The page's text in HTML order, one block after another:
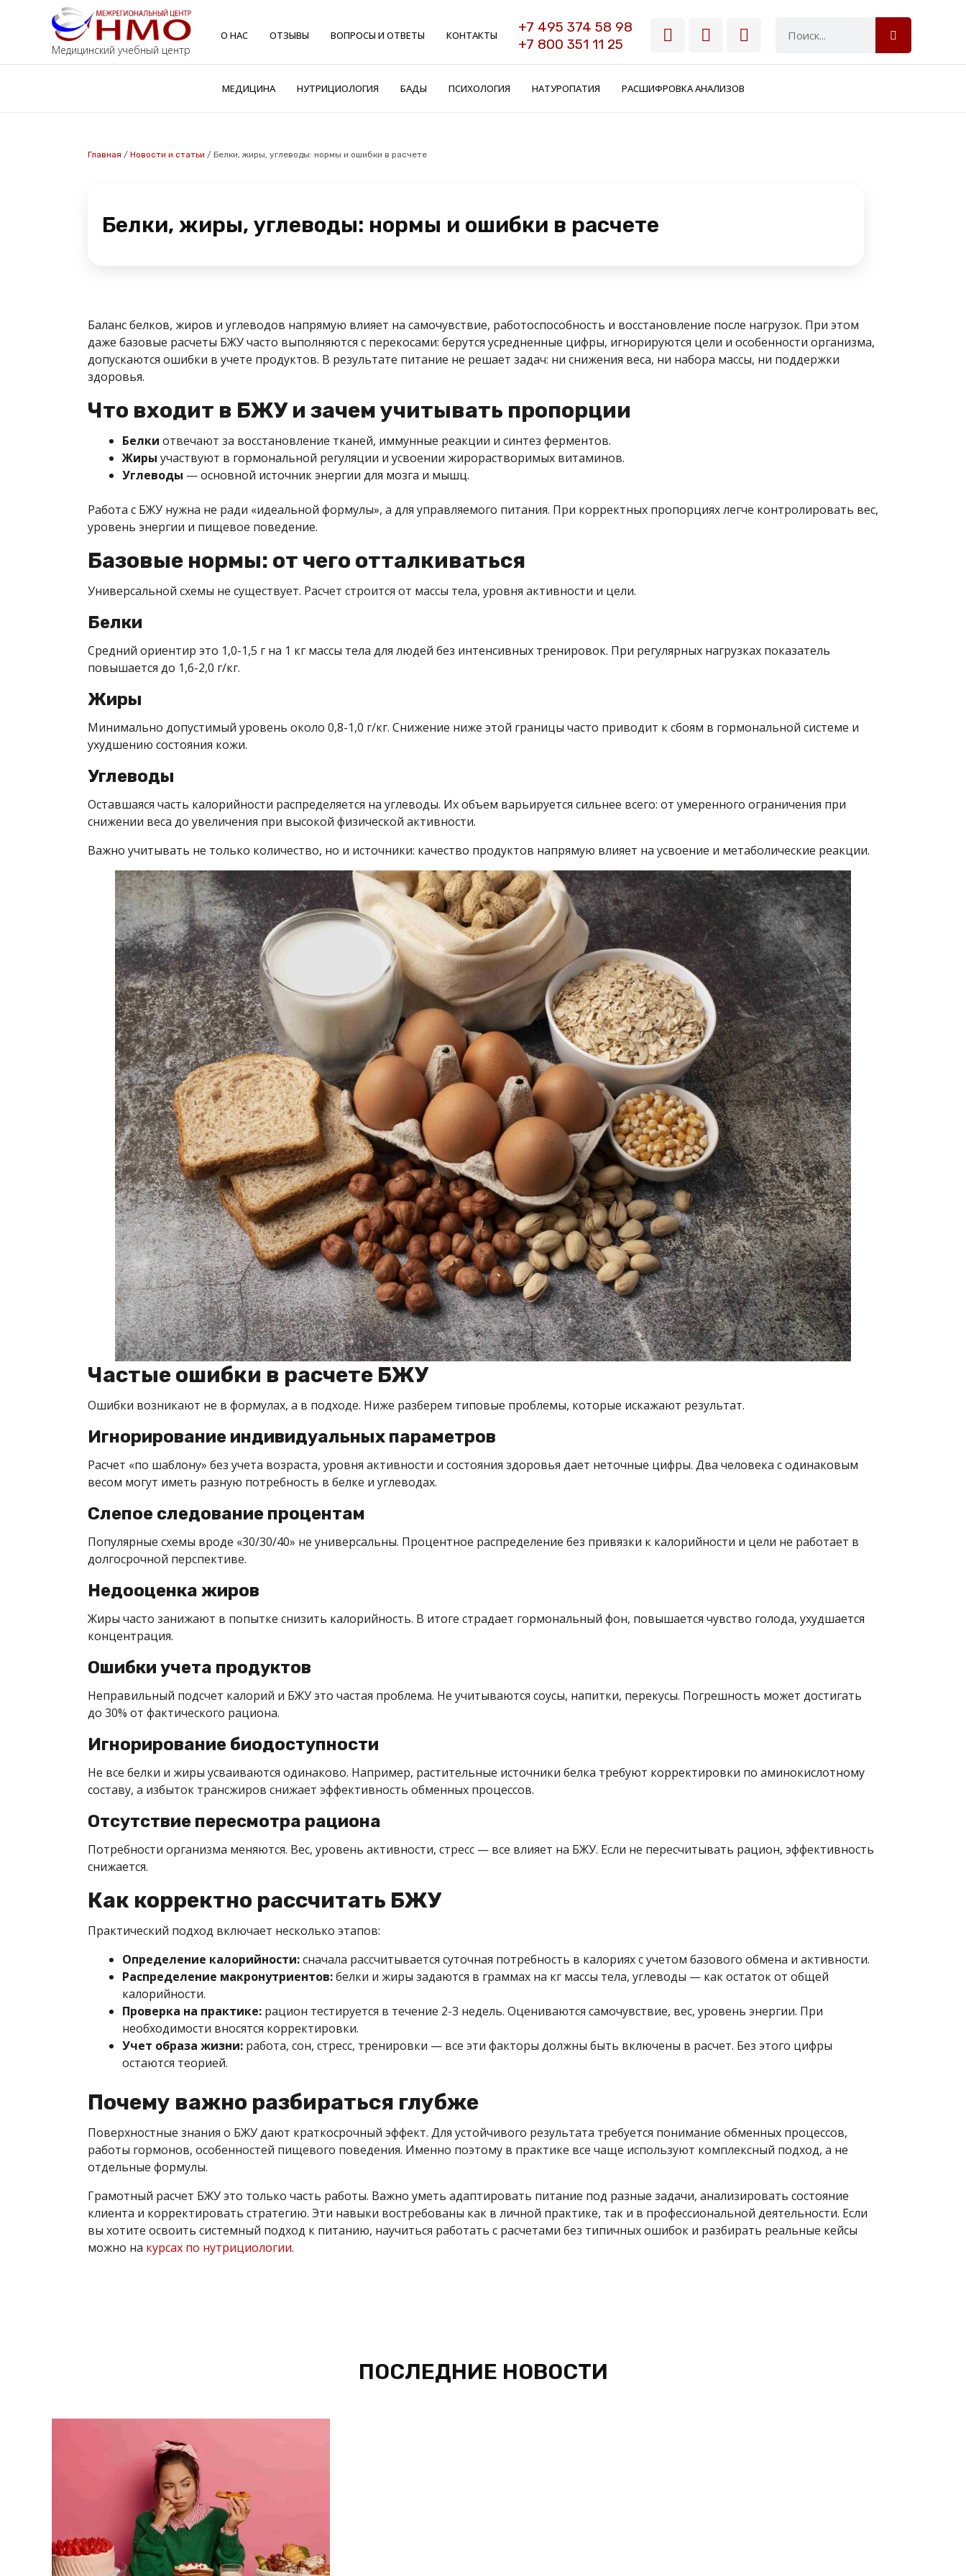
Медицинский учебный центр
О НАС ОТЗЫВЫ ВОПРОСЫ И ОТВЕТЫ КОНТАКТЫ
+7 495 374 58 98
+7 800 351 11 25
МЕДИЦИНА НУТРИЦИОЛОГИЯ БАДЫ ПСИХОЛОГИЯ НАТУРОПАТИЯ РАСШИФРОВКА АНАЛИЗОВ
Главная / Новости и статьи / Белки, жиры, углеводы: нормы и ошибки в расчете
Белки, жиры, углеводы: нормы и ошибки в расчете
Баланс белков, жиров и углеводов напрямую влияет на самочувствие, работоспособность и восстановление после нагрузок. При этом
даже базовые расчеты БЖУ часто выполняются с перекосами: берутся усредненные цифры, игнорируются цели и особенности организма,
допускаются ошибки в учете продуктов. В результате питание не решает задач: ни снижения веса, ни набора массы, ни поддержки
здоровья.
Что входит в БЖУ и зачем учитывать пропорции
Белки отвечают за восстановление тканей, иммунные реакции и синтез ферментов.
Жиры участвуют в гормональной регуляции и усвоении жирорастворимых витаминов.
Углеводы — основной источник энергии для мозга и мышц.
Работа с БЖУ нужна не ради «идеальной формулы», а для управляемого питания. При корректных пропорциях легче контролировать вес,
уровень энергии и пищевое поведение.
Базовые нормы: от чего отталкиваться
Универсальной схемы не существует. Расчет строится от массы тела, уровня активности и цели.
Белки
Средний ориентир это 1,0-1,5 г на 1 кг массы тела для людей без интенсивных тренировок. При регулярных нагрузках показатель
повышается до 1,6-2,0 г/кг.
Жиры
Минимально допустимый уровень около 0,8-1,0 г/кг. Снижение ниже этой границы часто приводит к сбоям в гормональной системе и
ухудшению состояния кожи.
Углеводы
Оставшаяся часть калорийности распределяется на углеводы. Их объем варьируется сильнее всего: от умеренного ограничения при
снижении веса до увеличения при высокой физической активности.
Важно учитывать не только количество, но и источники: качество продуктов напрямую влияет на усвоение и метаболические реакции.
Частые ошибки в расчете БЖУ
Ошибки возникают не в формулах, а в подходе. Ниже разберем типовые проблемы, которые искажают результат.
Игнорирование индивидуальных параметров
Расчет «по шаблону» без учета возраста, уровня активности и состояния здоровья дает неточные цифры. Два человека с одинаковым
весом могут иметь разную потребность в белке и углеводах.
Слепое следование процентам
Популярные схемы вроде «30/30/40» не универсальны. Процентное распределение без привязки к калорийности и цели не работает в
долгосрочной перспективе.
Недооценка жиров
Жиры часто занижают в попытке снизить калорийность. В итоге страдает гормональный фон, повышается чувство голода, ухудшается
концентрация.
Ошибки учета продуктов
Неправильный подсчет калорий и БЖУ это частая проблема. Не учитываются соусы, напитки, перекусы. Погрешность может достигать
до 30% от фактического рациона.
Игнорирование биодоступности
Не все белки и жиры усваиваются одинаково. Например, растительные источники белка требуют корректировки по аминокислотному
составу, а избыток трансжиров снижает эффективность обменных процессов.
Отсутствие пересмотра рациона
Потребности организма меняются. Вес, уровень активности, стресс — все влияет на БЖУ. Если не пересчитывать рацион, эффективность
снижается.
Как корректно рассчитать БЖУ
Практический подход включает несколько этапов:
Определение калорийности:сначала рассчитывается суточная потребность в калориях с учетом базового обмена и активности.
Распределение макронутриентов:белки и жиры задаются в граммах на кг массы тела, углеводы — как остаток от общей
калорийности.
Проверка на практике: рацион тестируется в течение 2-3 недель. Оцениваются самочувствие, вес, уровень энергии. При
необходимости вносятся корректировки.
Учет образа жизни: работа, сон, стресс, тренировки — все эти факторы должны быть включены в расчет. Без этого цифры
остаются теорией.
Почему важно разбираться глубже
Поверхностные знания о БЖУ дают краткосрочный эффект. Для устойчивого результата требуется понимание обменных процессов,
работы гормонов, особенностей пищевого поведения. Именно поэтому в практике все чаще используют комплексный подход, а не
отдельные формулы.
Грамотный расчет БЖУ это только часть работы. Важно уметь адаптировать питание под разные задачи, анализировать состояние
клиента и корректировать стратегию. Эти навыки востребованы как в личной практике, так и в профессиональной деятельности. Если
вы хотите освоить системный подход к питанию, научиться работать с расчетами без типичных ошибок и разбирать реальные кейсы
можно на курсах по нутрициологии.
ПОСЛЕДНИЕ НОВОСТИ